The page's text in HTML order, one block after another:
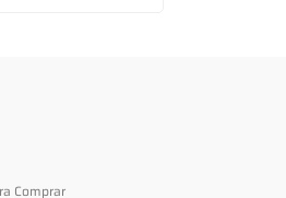
Comprar